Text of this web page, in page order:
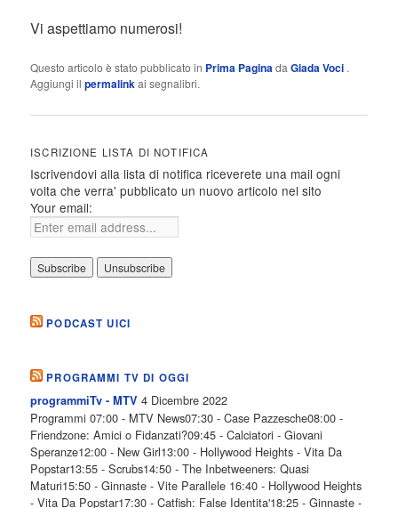
Vi aspettiamo numerosi!
Questo articolo è stato pubblicato in Prima PaginadaGiada Voci .
Aggiungi ilpermalinkai segnalibri.
ISCRIZIONE LISTA DI NOTIFICA
Iscrivendovi alla lista di notifica riceverete una mail ogni
volta che verra' pubblicato un nuovo articolo nel sito
Your email:
PODCAST UICI
PROGRAMMI TV DI OGGI
programmiTv - MTV 4 Dicembre 2022
Programmi 07:00 - MTV News07:30 - Case Pazzesche08:00 -
Friendzone: Amici o Fidanzati?09:45 - Calciatori - Giovani
Speranze12:00 - New Girl13:00 - Hollywood Heights - Vita Da
Popstar13:55 - Scrubs14:50 - The Inbetweeners: Quasi
Maturi15:50 - Ginnaste - Vite Parallele 16:40 - Hollywood Heights
- Vita Da Popstar17:30 - Catfish: False Identita'18:25 - Ginnaste -